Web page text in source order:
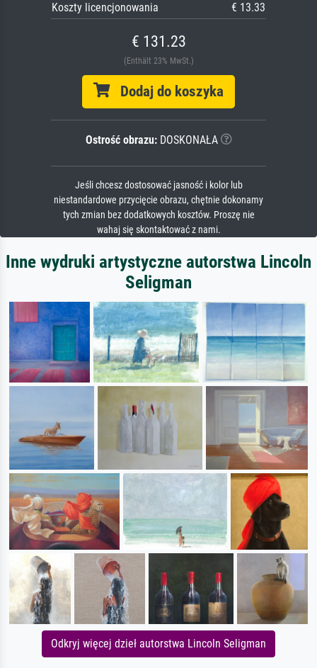
Koszty licencjonowania
€ 13.33
€ 131.23
(Enthält 23% MwSt.)
Dodaj do koszyka
Ostrość obrazu:DOSKONAŁA
Jeśli chcesz dostosować jasność i kolor lub
niestandardowe przycięcie obrazu, chętnie dokonamy
tych zmian bez dodatkowych kosztów. Proszę nie
wahaj się skontaktować z nami.
Inne wydruki artystyczne autorstwa Lincoln
Seligman
Odkryj więcej dzieł autorstwa Lincoln Seligman